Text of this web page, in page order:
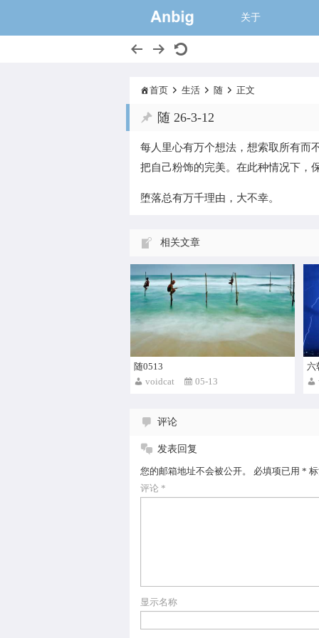
一个大的
关于
首页 生活 随 正文
随 26-3-12
每人里心有万个想法，想索取所有而
把自己粉饰的完美。在此种情况下，
堕落总有万千理由，大不幸。
相关文章
动态变化的，彼时喜欢的东西，可能
随0513
voidcat
05-13
六
评论
发表回复
您的邮箱地址不会被公开。 必填项已用 *
评论 *
显示名称